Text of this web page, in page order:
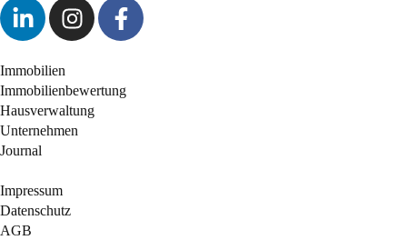
Immobilien
Immobilienbewertung
Hausverwaltung
Unternehmen
Journal
Impressum
Datenschutz
AGB